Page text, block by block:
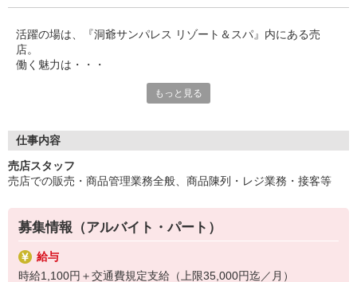
活躍の場は、『洞爺サンパレス リゾート＆スパ』内にある売
店。
働く魅力は・・・
いただけます。
＜週2日〜／1日4h〜OK＞
シフトがとっても柔軟なので、ライフスタイルに合わせて働きた
ーク希望のフリーターさん、みなさん大歓迎です。
＜正社員登用制度あり＞
意欲があれば、正社員へのキャリアアップも目指せる好環境！
もっと見る
仕事内容
売店スタッフ
売店での販売・商品管理業務全般、商品陳列・レジ業務・接客等
募集情報（アルバイト・パート）
給与
時給1,100円＋交通費規定支給（上限35,000円迄／月）